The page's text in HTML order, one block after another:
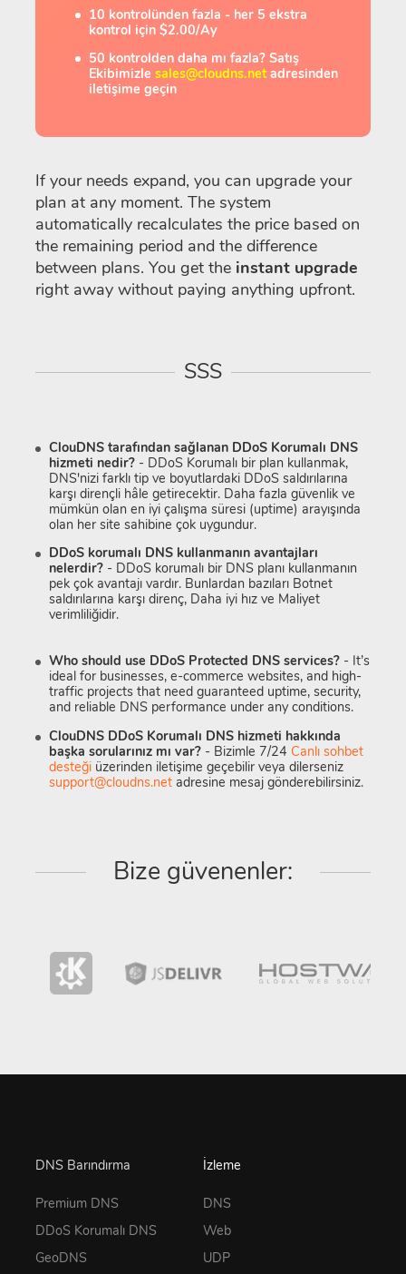
10 kontrolünden fazla - her 5 ekstra
kontrol için $2.00/Ay
50 kontrolden daha mı fazla? Satış
Ekibimizle sales@cloudns.netadresinden
iletişime geçin
If your needs expand, you can upgrade your
plan at any moment. The system
automatically recalculates the price based on
the remaining period and the difference
between plans. You get the instant upgrade
right away without paying anything upfront.
SSS
ClouDNS tarafından sağlanan DDoS Korumalı DNS
hizmeti nedir? - DDoS Korumalı bir plan kullanmak,
DNS'nizi farklı tip ve boyutlardaki DDoS saldırılarına
karşı dirençli hâle getirecektir. Daha fazla güvenlik ve
mümkün olan en iyi çalışma süresi (uptime) arayışında
olan her site sahibine çok uygundur.
DDoS korumalı DNS kullanmanın avantajları
nelerdir? - DDoS korumalı bir DNS planı kullanmanın
pek çok avantajı vardır. Bunlardan bazıları Botnet
saldırılarına karşı direnç, Daha iyi hız ve Maliyet
verimliliğidir.
Who should use DDoS Protected DNS services? - It’s
ideal for businesses, e-commerce websites, and high-
traffic projects that need guaranteed uptime, security,
and reliable DNS performance under any conditions.
ClouDNS DDoS Korumalı DNS hizmeti hakkında
başka sorularınız mı var? - Bizimle 7/24 Canlı sohbet
desteği üzerinden iletişime geçebilir veya dilerseniz
support@cloudns.net adresine mesaj gönderebilirsiniz.
Bize güvenenler:
DNS Barındırma
Premium DNS
DDoS Korumalı DNS
GeoDNS
İzleme
DNS
Web
UDP